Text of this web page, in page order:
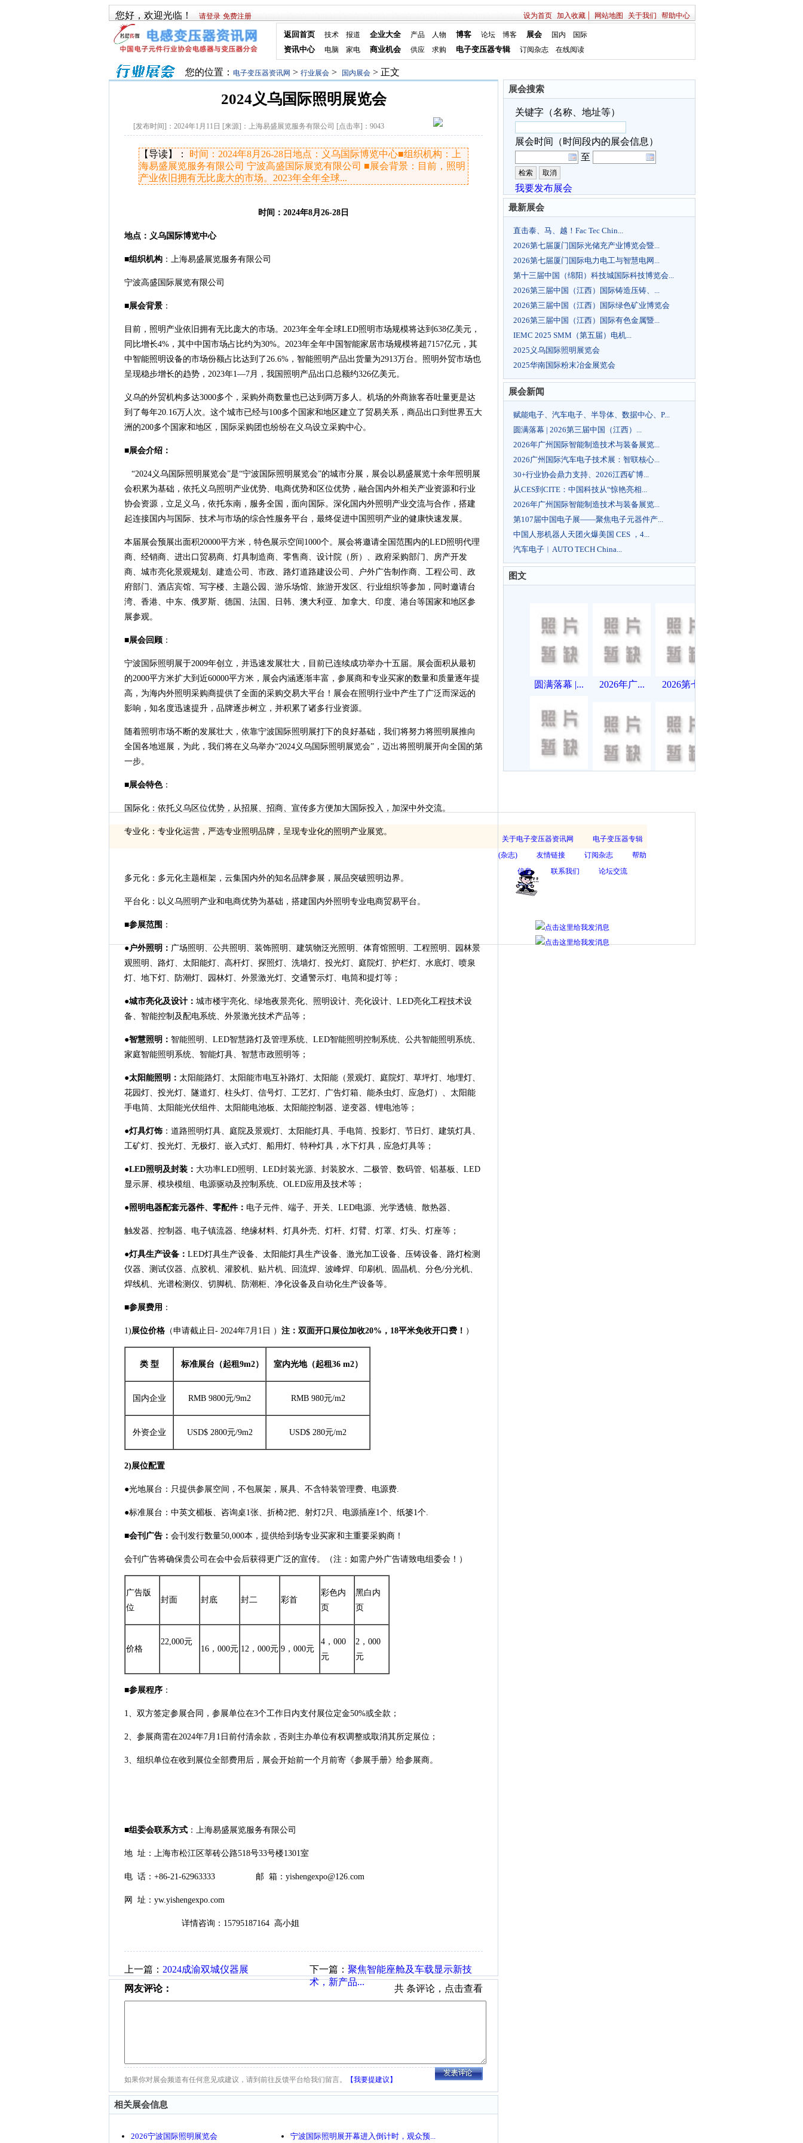
您好，欢迎光临！ 请登录 免费注册 设为首页 加入收藏 | 网站地图 关于我们 帮助中心
返回首页 技术 报道 企业大全 产品 人物 博客 论坛 博客 展会 国内 国际
资讯中心 电脑 家电 商业机会 供应 求购 电子变压器专辑 订阅杂志 在线阅读
您的位置： 电子变压器资讯网 > 行业展会 > 国内展会 > 正文
2024义乌国际照明展览会
[发布时间]： 2024年1月11日 [来源]： 上海易盛展览服务有限公司 [点击率]： 9043
【导读】：
时间：2024年8月26-28日地点：义乌国际博览中心■组织机构：上
海易盛展览服务有限公司 宁波高盛国际展览有限公司 ■展会背景：目前，照明
产业依旧拥有无比庞大的市场。2023年全年全球...
时间：2024年8月26-28日
地点：义乌国际博览中心
■组织机构 ：上海易盛展览服务有限公司
宁波高盛国际展览有限公司
■展会背景 ：
目前，照明产业依旧拥有无比庞大的市场。2023年全年全球LED照明市场规模将达到638亿美元，
同比增长4%，其中中国市场占比约为30%。2023年全年中国智能家居市场规模将超7157亿元，其
中智能照明设备的市场份额占比达到了26.6%，智能照明产品出货量为2913万台。照明外贸市场也
呈现稳步增长的趋势，2023年1—7月，我国照明产品出口总额约326亿美元。
义乌的外贸机构多达3000多个，采购外商数量也已达到两万多人。机场的外商旅客吞吐量更是达
到了每年20.16万人次。这个城市已经与100多个国家和地区建立了贸易关系，商品出口到世界五大
洲的200多个国家和地区，国际采购团也纷纷在义乌设立采购中心。
■展会介绍：
“2024义乌国际照明展览会”是“宁波国际照明展览会”的城市分展，展会以易盛展览十余年照明展
会积累为基础，依托义乌照明产业优势、电商优势和区位优势，融合国内外相关产业资源和行业
协会资源，立足义乌，依托东南，服务全国，面向国际。深化国内外照明产业交流与合作，搭建
起连接国内与国际、技术与市场的综合性服务平台，最终促进中国照明产业的健康快速发展。
本届展会预展出面积20000平方米，特色展示空间1000个。展会将邀请全国范围内的LED照明代理
商、经销商、进出口贸易商、灯具制造商、零售商、设计院（所）、政府采购部门、房产开发
商、城市亮化景观规划、建造公司、市政、路灯道路建设公司、户外广告制作商、工程公司、政
府部门、酒店宾馆、写字楼、主题公园、游乐场馆、旅游开发区、行业组织等参加，同时邀请台
湾、香港、中东、俄罗斯、德国、法国、日韩、澳大利亚、加拿大、印度、港台等国家和地区参
展参观。
■展会回顾 ：
宁波国际照明展于2009年创立，并迅速发展壮大，目前已连续成功举办十五届。展会面积从最初
的2000平方米扩大到近60000平方米，展会内涵逐渐丰富，参展商和专业买家的数量和质量逐年提
高，为海内外照明采购商提供了全面的采购交易大平台！展会在照明行业中产生了广泛而深远的
影响，知名度迅速提升，品牌逐步树立，并积累了诸多行业资源。
随着照明市场不断的发展壮大，依靠宁波国际照明展打下的良好基础，我们将努力将照明展推向
全国各地巡展，为此，我们将在义乌举办“2024义乌国际照明展览会”，迈出将照明展开向全国的第
一步。
■展会特色：
国际化：依托义乌区位优势，从招展、招商、宣传多方便加大国际投入，加深中外交流。
专业化：专业化运营，严选专业照明品牌，呈现专业化的照明产业展览。
多元化：多元化主题框架，云集国内外的知名品牌参展，展品突破照明边界。
平台化：以义乌照明产业和电商优势为基础，搭建国内外照明专业电商贸易平台。
■参展范围 ：
●户外照明： 广场照明、公共照明、装饰照明、建筑物泛光照明、体育馆照明、工程照明、园林景
观照明、路灯、太阳能灯、高杆灯、探照灯、洗墙灯、投光灯、庭院灯、护栏灯、水底灯、喷泉
灯、地下灯、防潮灯、园林灯、外景激光灯、交通警示灯、电筒和提灯等；
●城市亮化及设计： 城市楼宇亮化、绿地夜景亮化、照明设计、亮化设计、LED亮化工程技术设
备、智能控制及配电系统、外景激光技术产品等；
●智慧照明： 智能照明、LED智慧路灯及管理系统、LED智能照明控制系统、公共智能照明系统、
家庭智能照明系统、智能灯具、智慧市政照明等；
●太阳能照明： 太阳能路灯、太阳能市电互补路灯、太阳能（景观灯、庭院灯、草坪灯、地埋灯、
花园灯、投光灯、隧道灯、柱头灯、信号灯、工艺灯、广告灯箱、能杀虫灯、应急灯）、太阳能
手电筒、太阳能光伏组件、太阳能电池板、太阳能控制器、逆变器、锂电池等；
●灯具灯饰 ：道路照明灯具、庭院及景观灯、太阳能灯具、手电筒、投影灯、节日灯、建筑灯具、
工矿灯、投光灯、无极灯、嵌入式灯、船用灯、特种灯具，水下灯具，应急灯具等；
●LED照明及封装： 大功率LED照明、LED封装光源、封装胶水、二极管、数码管、铝基板、LED
显示屏、模块模组、电源驱动及控制系统、OLED应用及技术等；
●照明电器配套元器件、零配件： 电子元件、端子、开关、LED电源、光学透镜、散热器、
触发器、控制器、电子镇流器、绝缘材料、灯具外壳、灯杆、灯臂、灯罩、灯头、灯座等；
●灯具生产设备： LED灯具生产设备、太阳能灯具生产设备、激光加工设备、压铸设备、路灯检测
仪器、测试仪器、点胶机、灌胶机、贴片机、回流焊、波峰焊、印刷机、固晶机、分色/分光机、
焊线机、光谱检测仪、切脚机、防潮柜、净化设备及自动化生产设备等。
■参展费用 ：
1)展位价格 （申请截止日- 2024年7月1日 ） 注：双面开口展位加收20%，18平米免收开口费！ ）
类 型 标准展台（起租9m2） 室内光地（起租36 m2）
国内企业 RMB 9800元/9m2 RMB 980元/m2
外资企业 USD$ 2800元/9m2 USD$ 280元/m2
2)展位配置
●光地展台：只提供参展空间，不包展架，展具、不含特装管理费、电源费.
●标准展台：中英文楣板、咨询桌1张、折椅2把、射灯2只、电源插座1个、纸篓1个.
■会刊广告： 会刊发行数量50,000本，提供给到场专业买家和主重要采购商！
会刊广告将确保贵公司在会中会后获得更广泛的宣传。（注：如需户外广告请致电组委会！）
广告版
位
封面 封底 封二 彩首
彩色内
页
黑白内
页
价格
22,000元
16，000元 12，000元 9，000元
4，000
元
2，000
元
■参展程序 ：
1、双方签定参展合同，参展单位在3个工作日内支付展位定金50%或全款；
2、参展商需在2024年7月1日前付清余款，否则主办单位有权调整或取消其所定展位；
3、组织单位在收到展位全部费用后，展会开始前一个月前寄《参展手册》给参展商。
■组委会联系方式 ：上海易盛展览服务有限公司
地 址：上海市松江区莘砖公路518号33号楼1301室
电 话：+86-21-62963333 邮 箱：yishengexpo@126.com
网 址：yw.yishengexpo.com
详情咨询：15795187164 高小姐
上一篇： 2024成渝双城仪器展 下一篇： 聚焦智能座舱及车载显示新技
术，新产品...
网友评论： 共 条评论，点击查看
如果你对展会频道有任何意见或建议，请到前往反馈平台给我们留言。 【我要提建议】
相关展会信息
2026宁波国际照明展览会 宁波国际照明展开幕进入倒计时，观众预...
展会搜索
关键字（名称、地址等）
展会时间（时间段内的展会信息）
至
我要发布展会
最新展会
直击泰、马、越！Fac Tec Chin...
2026第七届厦门国际光储充产业博览会暨...
2026第七届厦门国际电力电工与智慧电网...
第十三届中国（绵阳）科技城国际科技博览会...
2026第三届中国（江西）国际铸造压铸、...
2026第三届中国（江西）国际绿色矿业博览会
2026第三届中国（江西）国际有色金属暨...
IEMC 2025 SMM（第五届）电机...
2025义乌国际照明展览会
2025华南国际粉末冶金展览会
展会新闻
赋能电子、汽车电子、半导体、数据中心、P...
圆满落幕 | 2026第三届中国（江西）...
2026年广州国际智能制造技术与装备展览...
2026广州国际汽车电子技术展：智联核心...
30+行业协会鼎力支持、2026江西矿博...
从CES到CITE：中国科技从“惊艳亮相...
2026年广州国际智能制造技术与装备展览...
第107届中国电子展——聚焦电子元器件产...
中国人形机器人天团火爆美国 CES ，4...
汽车电子︱AUTO TECH China...
图文
圆满落幕 |... 2026年广... 2026第七...
关于电子变压器资讯网
电子变压器专辑
(杂志)
友情链接 订阅杂志
帮助
信息
联系我们 论坛交流